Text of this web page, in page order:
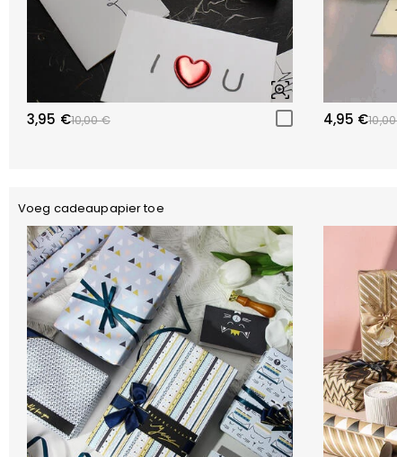
3,95 €10,00 € 4,95 €
Voeg cadeaupapier toe